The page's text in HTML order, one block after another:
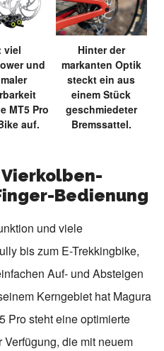
viel
und
MT5 Pro
auf.
Hinter der
markanten Optik
steckt ein aus
einem Stück
geschmiedeter
Bremssattel.
Vierkolben-
Bedienung
und viele
bis zum E-Trekkingbike,
Auf- und Absteigen
Kerngebiet hat Magura
Pro steht eine optimierte
die mit neuem